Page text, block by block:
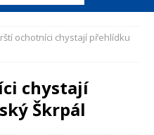
ochotníci chystají přehlídku
chystají
Škrpál